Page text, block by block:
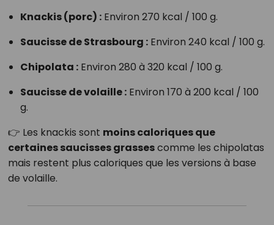
Knackis (porc) :Environ 270 kcal / 100 g.
Saucisse de Strasbourg :Environ 240 kcal / 100 g.
Chipolata :Environ 280 à 320 kcal / 100 g.
Saucisse de volaille :Environ 170 à 200 kcal / 100
g.
👉 Les knackis sont moins caloriques que
certaines saucisses grassescomme les chipolatas
mais restent plus caloriques que les versions à base
de volaille.